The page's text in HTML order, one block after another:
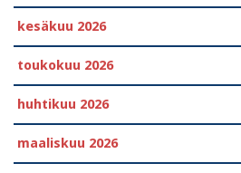
kesäkuu 2026
toukokuu 2026
huhtikuu 2026
maaliskuu 2026